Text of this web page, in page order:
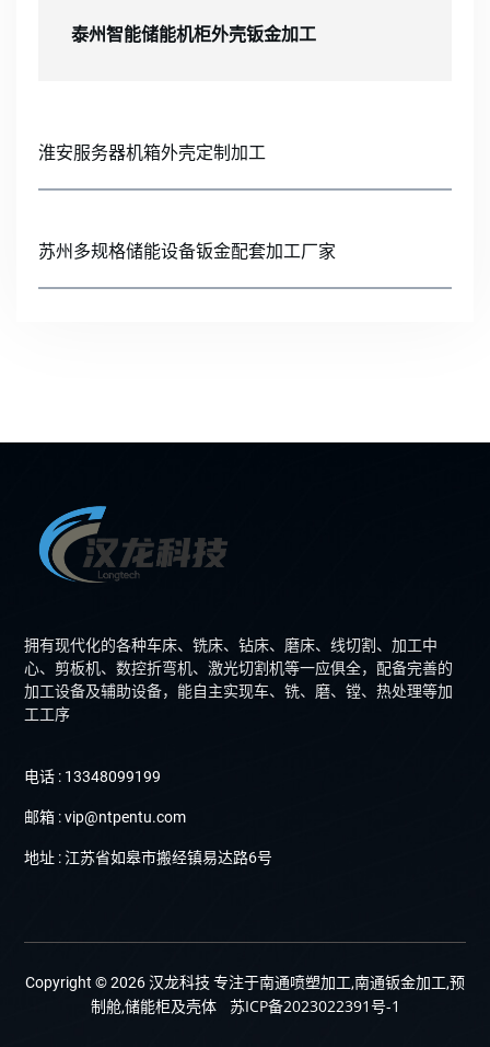
泰州智能储能机柜外壳钣金加工
淮安服务器机箱外壳定制加工
苏州多规格储能设备钣金配套加工厂家
拥有现代化的各种车床、铣床、钻床、磨床、线切割、加工中
心、剪板机、数控折弯机、激光切割机等一应俱全，配备完善的
加工设备及辅助设备，能自主实现车、铣、磨、镗、热处理等加
工工序
电话 : 13348099199
邮箱 : vip@ntpentu.com
地址 : 江苏省如皋市搬经镇易达路6号
Copyright © 2026 汉龙科技 专注于南通喷塑加工,南通钣金加工,预
制舱,储能柜及壳体 苏ICP备2023022391号-1